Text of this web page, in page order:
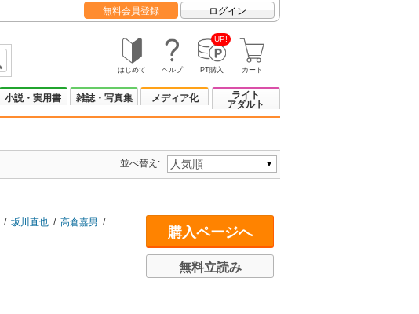
無料会員登録 ログイン
はじめて ヘルプ
UP!
PT購入 カート
小説・実用書 雑誌・写真集 メディア化
ライト
アダルト
並べ替え:
/ 坂川直也 / 高倉嘉男 / 藤田直哉 古澤健
購入ページへ
無料立読み